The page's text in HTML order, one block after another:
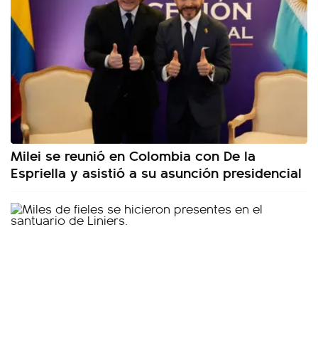
Milei se reunió en Colombia con De la
Espriella y asistió a su asunción presidencial